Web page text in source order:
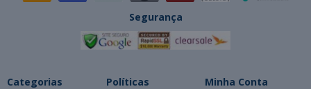
Segurança
Categorias Políticas Minha Conta